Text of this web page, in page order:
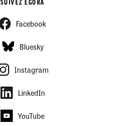
SUIVEZ EGORA
Facebook
Bluesky
Instagram
LinkedIn
YouTube